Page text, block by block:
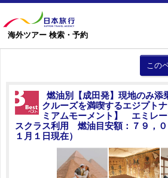
海外ツアー 検索・予約
この
燃油別【成田発】現地のみ
クルーズを満喫するエジプト
ミアムモーメント】 エミレ
スクラス利用 燃油目安額：７９，
１月１日現在）